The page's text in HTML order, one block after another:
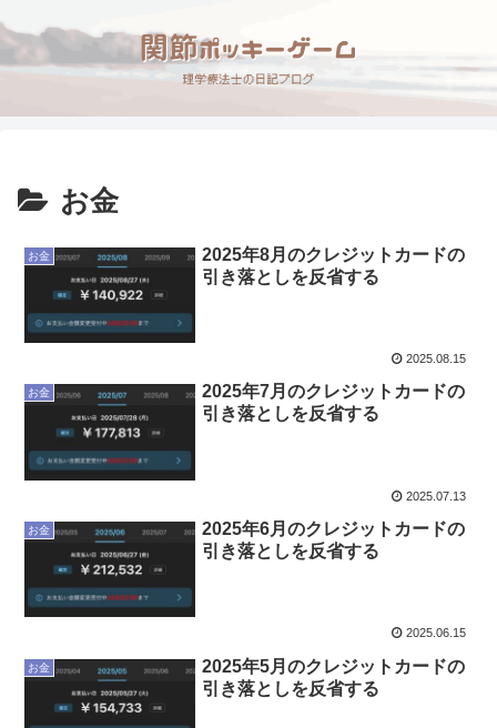
お金
お金
2025年8月のクレジットカードの
引き落としを反省する
2025.08.15
お金
2025年7月のクレジットカードの
引き落としを反省する
2025.07.13
お金
2025年6月のクレジットカードの
引き落としを反省する
2025.06.15
お金
2025年5月のクレジットカードの
引き落としを反省する